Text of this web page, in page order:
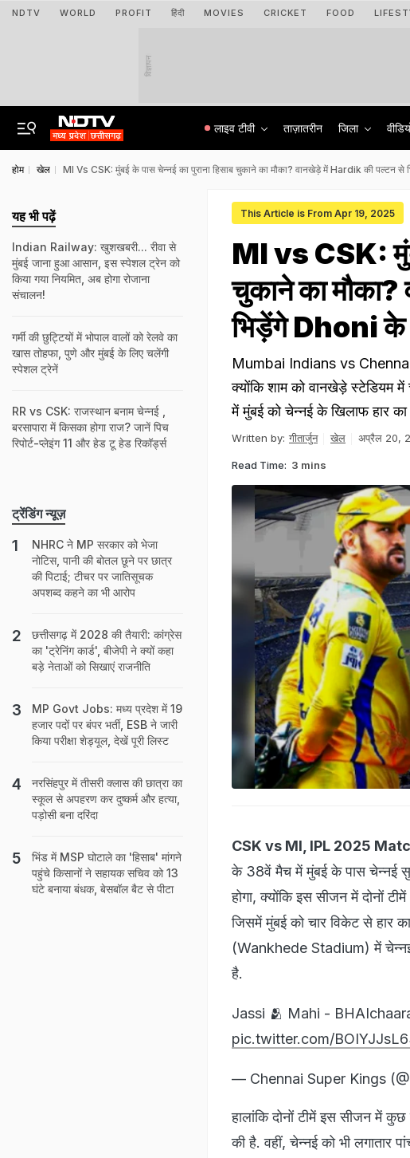
NDTV WORLD PROFIT हिंदी MOVIES CRICKET FOOD
विज्ञापन
लाइव टीवी ताज़ातरीन जिला
होम खेल MI Vs CSK: मुंबई के पास चेन्नई का पुराना हिसाब चुकाने का मौका? वानखेड़े में Hardik की पल्टन से
This Article is From Apr 19, 2025
MI vs CSK:
चुकाने का
भिड़ेंगे Dhoni के
Mumbai Indians vs
क्योंकि शाम को वानखेड़े स्टेडियम
में मुंबई को चेन्नई के खिलाफ हार का
Written by: गीतार्जुन खेल अप्रैल 20,
Read Time: 3 mins
CSK vs MI, IPL 2025
के 38वें मैच में मुंबई के पास चेन्नई
होगा, क्योंकि इस सीजन में दोनों
जिसमें मुंबई को चार विकेट से हार
(Wankhede Stadium) में चेन्नई
है.
Jassi 🫂 Mahi -
pic.twitter.com/
— Chennai Super Kings
हालांकि दोनों टीमें इस सीजन में
की है. वहीं, चेन्नई को भी लगातार
यह भी पढ़ें
Indian Railway: खुशखबरी... रीवा से
मुंबई जाना हुआ आसान, इस स्पेशल ट्रेन को
किया गया नियमित, अब होगा रोजाना
संचालन!
गर्मी की छुट्टियों में भोपाल वालों को रेलवे का
खास तोहफा, पुणे और मुंबई के लिए चलेंगी
स्पेशल ट्रेनें
RR vs CSK: राजस्थान बनाम चेन्नई ,
बरसापारा में किसका होगा राज? जानें पिच
रिपोर्ट-प्लेइंग 11 और हेड टू हेड रिकॉर्ड्स
ट्रेंडिंग न्यूज़
NHRC ने MP सरकार को भेजा
नोटिस, पानी की बोतल छूने पर छात्र
की पिटाई; टीचर पर जातिसूचक
अपशब्द कहने का भी आरोप
छत्तीसगढ़ में 2028 की तैयारी: कांग्रेस
का 'ट्रेनिंग कार्ड', बीजेपी ने क्‍यों कहा
बड़े नेताओं को सिखाएं राजनीति
MP Govt Jobs: मध्य प्रदेश में 19
हजार पदों पर बंपर भर्ती, ESB ने जारी
किया परीक्षा शेड्यूल, देखें पूरी लिस्ट
नरसिंहपुर में तीसरी क्‍लास की छात्रा का
स्कूल से अपहरण कर दुष्कर्म और हत्या,
पड़ोसी बना दरिंदा
भिंड में MSP घोटाले का 'हिसाब' मांगने
पहुंचे किसानों ने सहायक सचिव को 13
घंटे बनाया बंधक, बेसबॉल बैट से पीटा